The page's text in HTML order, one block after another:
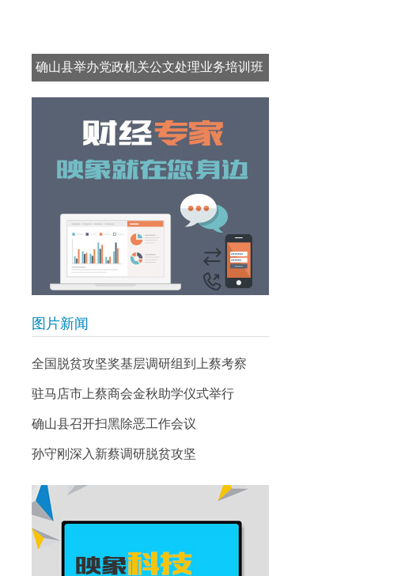
确山县举办党政机关公文处理业务培训班
图片新闻
全国脱贫攻坚奖基层调研组到上蔡考察
驻马店市上蔡商会金秋助学仪式举行
确山县召开扫黑除恶工作会议
孙守刚深入新蔡调研脱贫攻坚